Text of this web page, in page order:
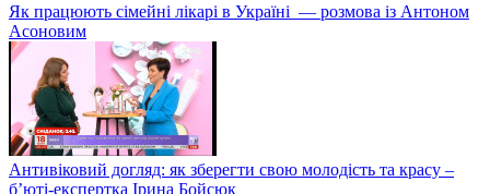
Як працюють сімейні лікарі в Україні — розмова із Антоном
Асоновим
Антивіковий догляд: як зберегти свою молодість та красу –
б’юті-експертка Ірина Бойсюк